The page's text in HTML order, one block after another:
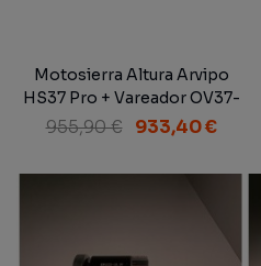
Motosierra Altura Arvipo
HS37 Pro + Vareador OV37-
M SLIM + 3 Baterías +
955,90 € 933,40 €